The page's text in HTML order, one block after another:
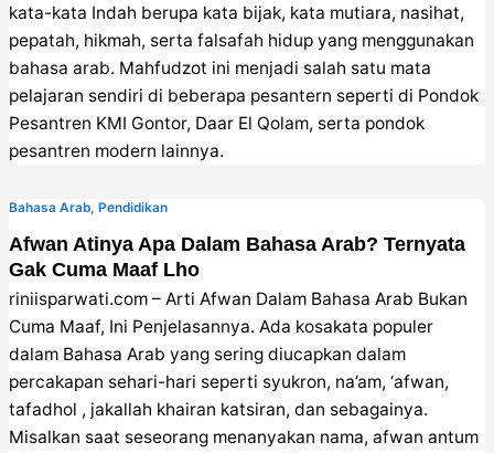
kata-kata Indah berupa kata bijak, kata mutiara, nasihat,
pepatah, hikmah, serta falsafah hidup yang menggunakan
bahasa arab. Mahfudzot ini menjadi salah satu mata
pelajaran sendiri di beberapa pesantern seperti di Pondok
Pesantren KMI Gontor, Daar El Qolam, serta pondok
pesantren modern lainnya.
Bahasa Arab,Pendidikan
Afwan Atinya Apa Dalam Bahasa Arab? Ternyata
Gak Cuma Maaf Lho
riniisparwati.com – Arti Afwan Dalam Bahasa Arab Bukan
Cuma Maaf, Ini Penjelasannya. Ada kosakata populer
dalam Bahasa Arab yang sering diucapkan dalam
percakapan sehari-hari seperti syukron, na’am, ‘afwan,
tafadhol , jakallah khairan katsiran, dan sebagainya.
Misalkan saat seseorang menanyakan nama, afwan antum